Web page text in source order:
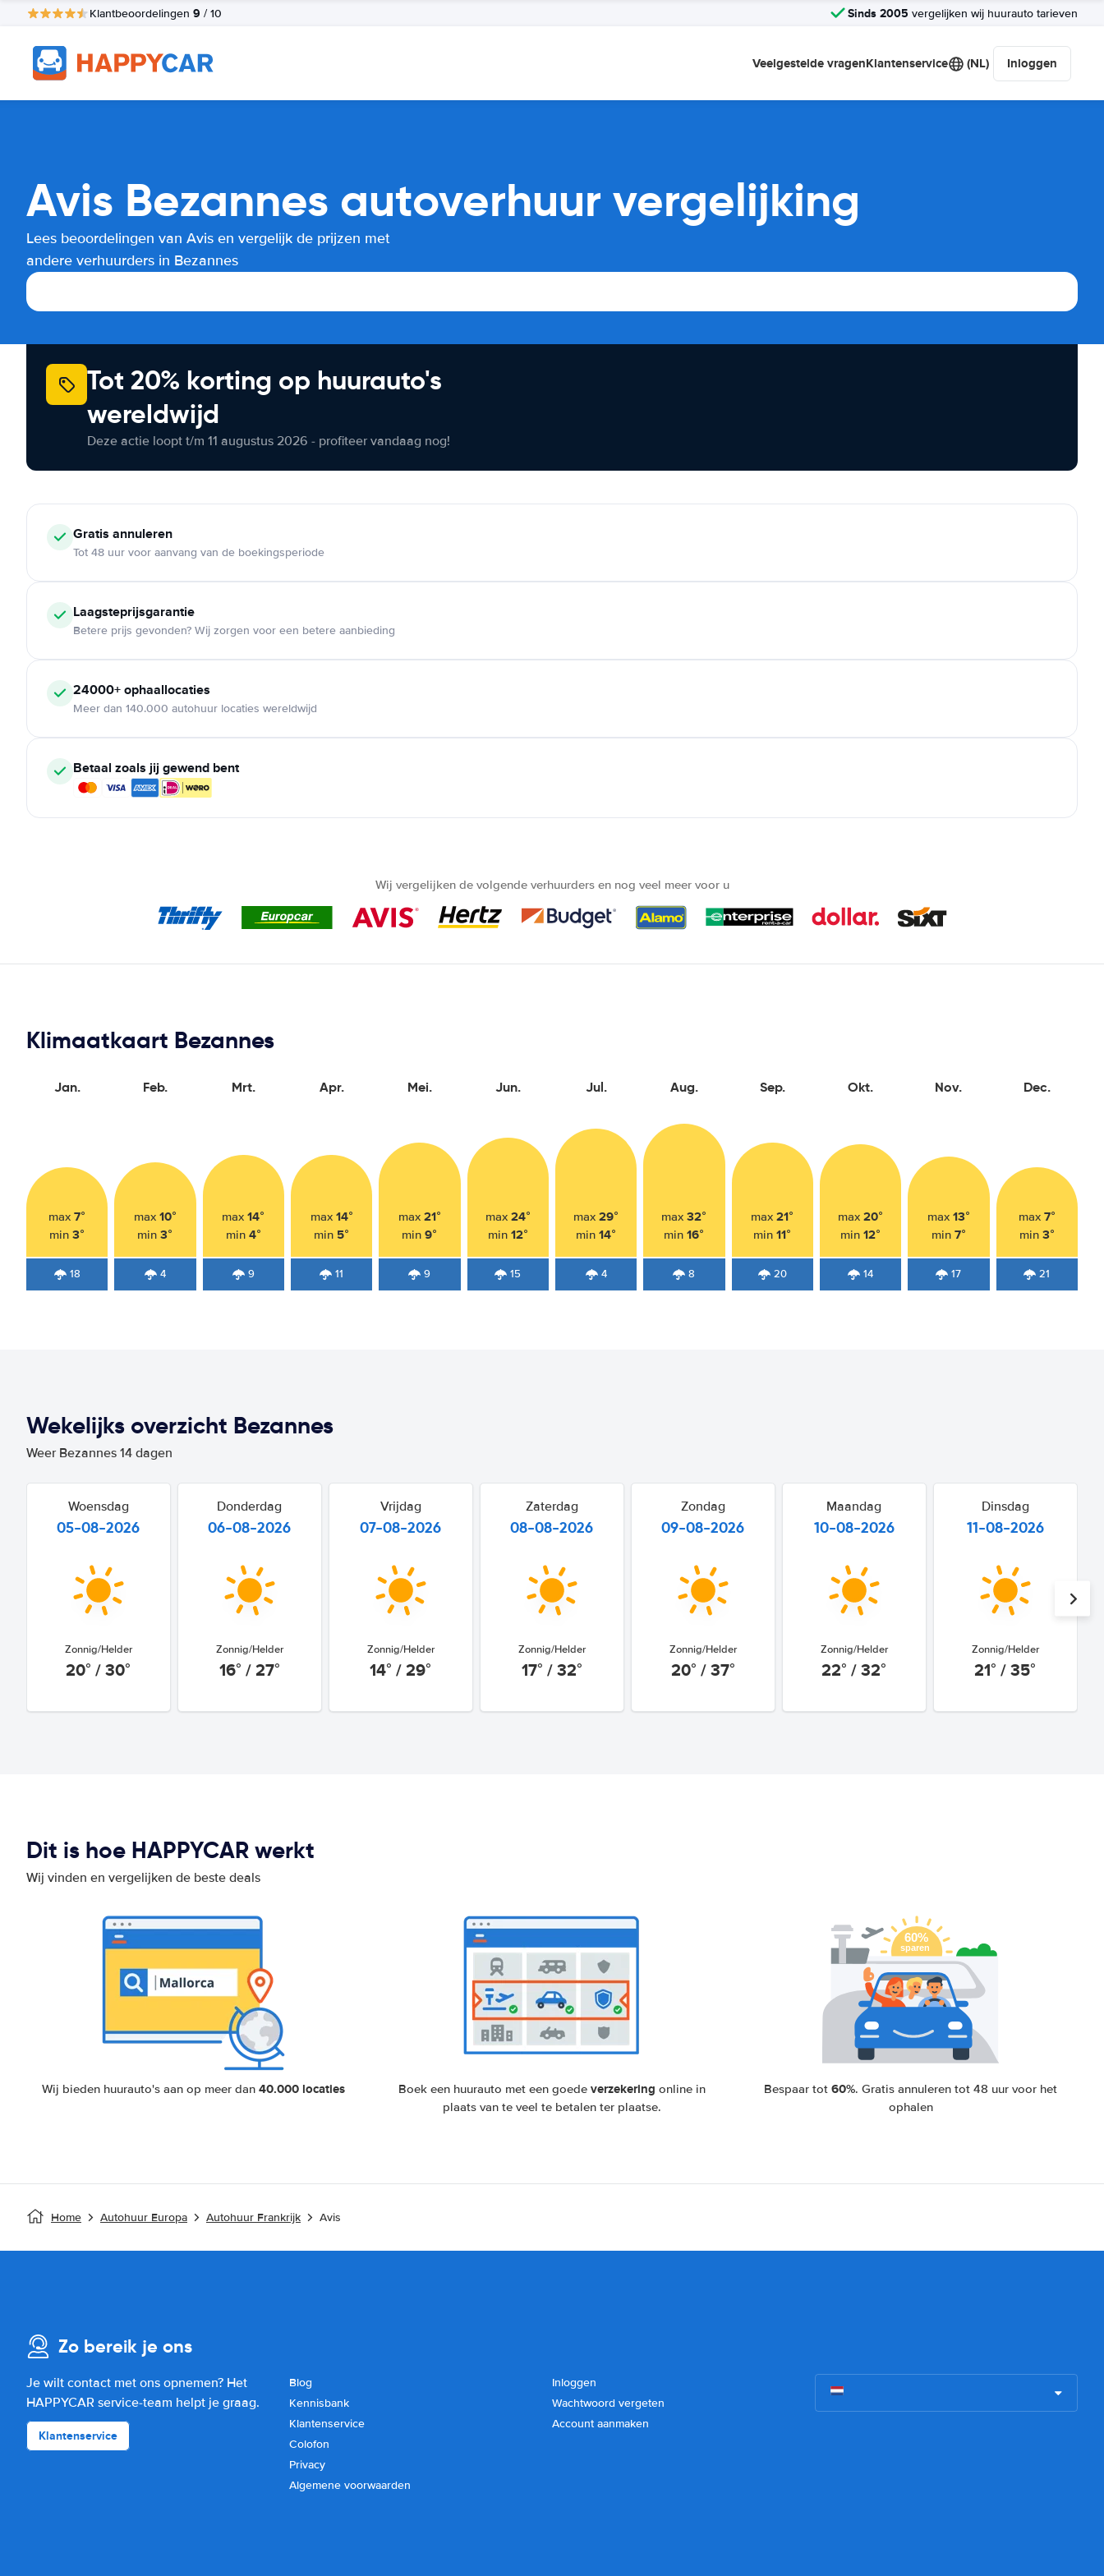
Klantbeoordelingen 9 / 10 Sinds 2005 vergelijken wij huurauto tarieven
Veelgestelde vragenKlantenservice (NL) Inloggen
Avis Bezannes autoverhuur vergelijking
Lees beoordelingen van Avis en vergelijk de prijzen met
andere verhuurders in Bezannes
Tot 20% korting op huurauto's
wereldwijd
Deze actie loopt t/m 11 augustus 2026 - profiteer vandaag nog!
Gratis annuleren
Tot 48 uur voor aanvang van de boekingsperiode
Laagsteprijsgarantie
Betere prijs gevonden? Wij zorgen voor een betere aanbieding
24000+ ophaallocaties
Meer dan 140.000 autohuur locaties wereldwijd
Betaal zoals jij gewend bent
Wij vergelijken de volgende verhuurders en nog veel meer voor u
Klimaatkaart Bezannes
Jan.
max7°
min3°
18
Feb.
max 10°
min3°
4
Mrt.
max14°
min 4°
9
Apr.
max 14°
min 5°
11
Mei.
max 21°
min9°
9
Jun.
max 24°
min 12°
15
Jul.
max29°
min14°
4
Aug.
max32°
min16°
8
Sep.
max21°
min11°
20
Okt.
max20°
min12°
14
Nov.
max 13°
min 7°
17
Dec.
max 7°
min 3°
21
Wekelijks overzicht Bezannes
Weer Bezannes 14 dagen
Woensdag
05-08-2026
Zonnig/Helder
20° / 30°
Donderdag
06-08-2026
Zonnig/Helder
16° / 27°
Vrijdag
07-08-2026
Zonnig/Helder
14° / 29°
Zaterdag
08-08-2026
Zonnig/Helder
17° / 32°
Zondag
09-08-2026
Zonnig/Helder
20° / 37°
Maandag
10-08-2026
Zonnig/Helder
22° / 32°
Dinsdag
11-08-2026
Zonnig/Helder
21° / 35°
Dit is hoe HAPPYCAR werkt
Wij vinden en vergelijken de beste deals
Wij bieden huurauto's aan op meer dan 40.000 locaties Boek een huurauto met een goede verzekering online in
plaats van te veel te betalen ter plaatse.
Bespaar tot60%. Gratis annuleren tot 48 uur voor het
ophalen
Home Autohuur Europa Autohuur Frankrijk Avis
Zo bereik je ons
Je wilt contact met ons opnemen? Het
HAPPYCAR service-team helpt je graag.
Klantenservice
Blog
Kennisbank
Klantenservice
Colofon
Privacy
Algemene voorwaarden
Inloggen
Wachtwoord vergeten
Account aanmaken